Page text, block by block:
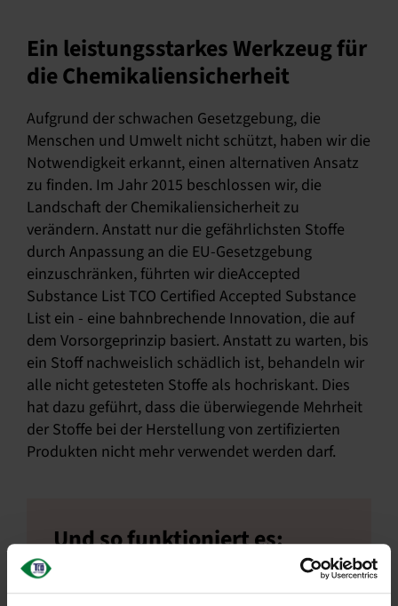
Ein leistungsstarkes Werkzeug für
die Chemikaliensicherheit
Aufgrund der schwachen Gesetzgebung, die
Menschen und Umwelt nicht schützt, haben wir die
Notwendigkeit erkannt, einen alternativen Ansatz
zu finden. Im Jahr 2015 beschlossen wir, die
Landschaft der Chemikaliensicherheit zu
verändern. Anstatt nur die gefährlichsten Stoffe
durch Anpassung an die EU-Gesetzgebung
einzuschränken, führten wir dieAccepted
Substance List TCO Certified Accepted Substance
List ein - eine bahnbrechende Innovation, die auf
dem Vorsorgeprinzip basiert. Anstatt zu warten, bis
ein Stoff nachweislich schädlich ist, behandeln wir
alle nicht getesteten Stoffe als hochriskant. Dies
hat dazu geführt, dass die überwiegende Mehrheit
der Stoffe bei der Herstellung von zertifizierten
Produkten nicht mehr verwendet werden darf.
Und so funktioniert es: